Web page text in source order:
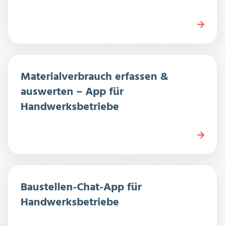
Materialverbrauch erfassen &
auswerten – App für
Handwerksbetriebe
Baustellen-Chat-App für
Handwerksbetriebe